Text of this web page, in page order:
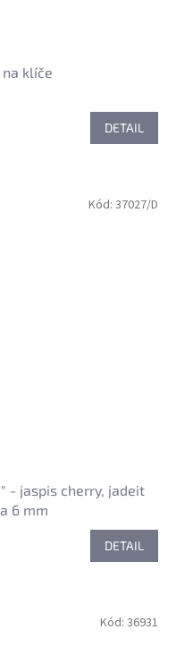
klíče
DETAIL
- jaspis cherry, jadeit
6 mm
DETAIL
Kód: 37027/D
Kód: 36931